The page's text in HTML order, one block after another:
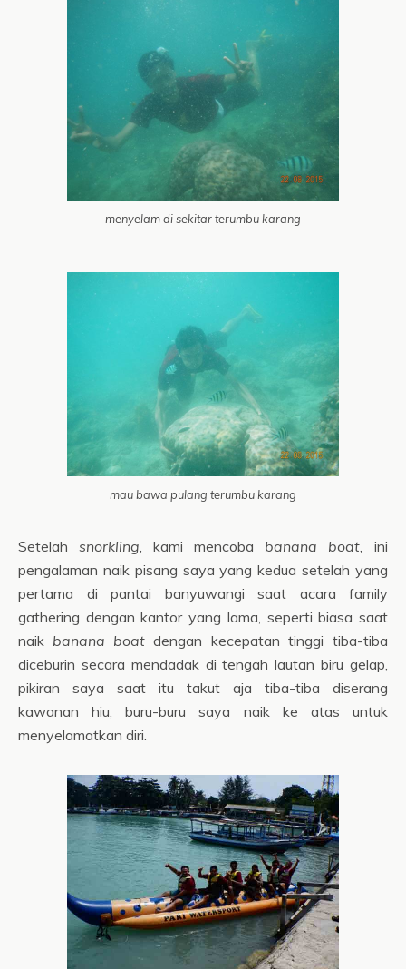
menyelam di sekitar terumbu karang
mau bawa pulang terumbu karang
Setelah snorkling, kami mencoba banana boat, ini
pengalaman naik pisang saya yang kedua setelah yang
pertama di pantai banyuwangi saat acara family
gathering dengan kantor yang lama, seperti biasa saat
naik banana boat dengan kecepatan tinggi tiba-tiba
diceburin secara mendadak di tengah lautan biru gelap,
pikiran saya saat itu takut aja tiba-tiba diserang
kawanan hiu, buru-buru saya naik ke atas untuk
menyelamatkan diri.